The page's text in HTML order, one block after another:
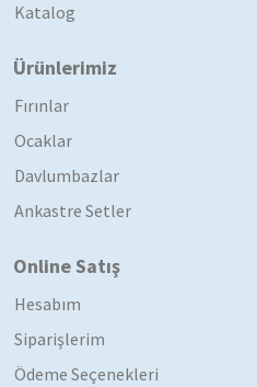
Katalog
Ürünlerimiz
Fırınlar
Ocaklar
Davlumbazlar
Ankastre Setler
Online Satış
Hesabım
Siparişlerim
Ödeme Seçenekleri